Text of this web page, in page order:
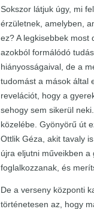
Sokszor látjuk úgy, mi
érzületnek, amelyben,
ez? A legkisebbek
azokból formálódó
hiányosságaival, de a
tudomást a mások által
revelációt, hogy a
sehogy sem sikerül
közelébe. Gyönyörű út
Ottlik Géza, akit tavaly
újra eljutni műveikben
foglalkozzanak, és
De a verseny központi
történetesen az, hogy